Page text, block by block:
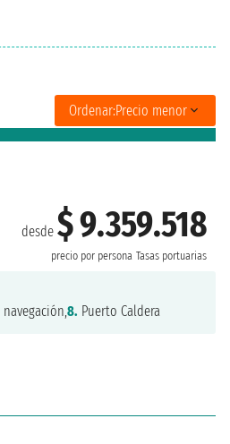
Ordenar:Precio menor
desde$ 9.359.518
precio por persona Tasas portuarias
navegación,8. Puerto Caldera